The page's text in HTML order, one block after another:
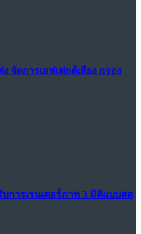
จัดการเอฟเฟกต์เสียง กรอง
บการเรนเดอร์ภาพ 3 มิติแบบสด